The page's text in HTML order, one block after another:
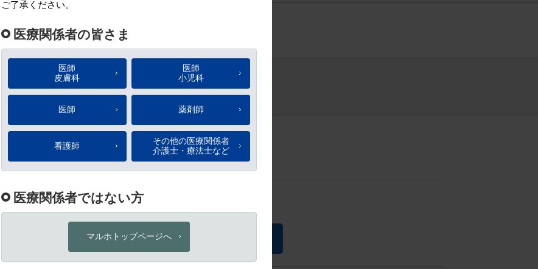
単純疱疹
お問い合わせ
お問い合わせの内容ごとに専用の窓口を設けております。
各種お問い合わせ